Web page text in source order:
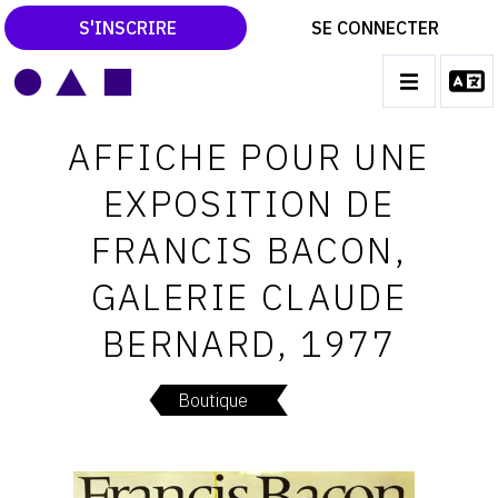
S'INSCRIRE SE CONNECTER
navigation
CATALOGUES RAISONNÉS
LES EXPOSITIONS
LES VERNISSAGES
ARCHIVES DES EXPOSITIONS
ACTUALITÉS DU MONDE DE L'ART
LIBRAIRIE : LIVRES & CATALOGUES
AFFICHE POUR UNE
EXPOSITION DE
FRANCIS BACON,
GALERIE CLAUDE
BERNARD, 1977
Boutique